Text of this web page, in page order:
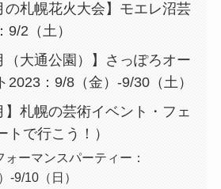
の札幌花火大会】モエレ沼芸
9/2（土）
（大通公園）】さっぽろオー
2023：9/8（金）-9/30（土）
】札幌の芸術イベント・フェ
トで行こう！）
ォーマンスパーティー：
-9/10（日）